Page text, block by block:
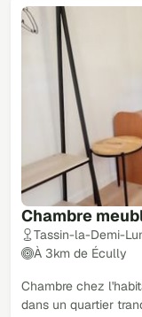
Chambre
Tassin-la-Demi-
À 3km de Écully
Chambre chez
dans un quartier